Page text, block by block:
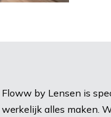
Floww by Lensen is
werkelijk alles maken.